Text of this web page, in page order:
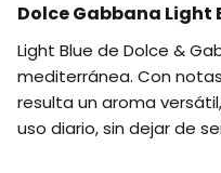
Dolce Gabbana Light
Light Blue de Dolce &
mediterránea. Con
resulta un aroma
uso diario, sin dejar de